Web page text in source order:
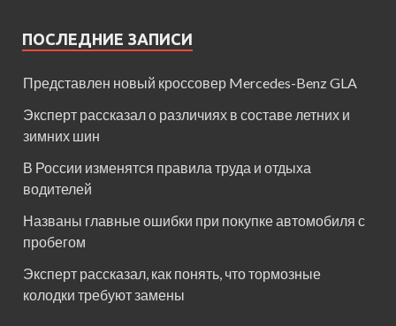
ПОСЛЕДНИЕ ЗАПИСИ
Представлен новый кроссовер Mercedes-Benz GLA
Эксперт рассказал о различиях в составе летних и
зимних шин
В России изменятся правила труда и отдыха
водителей
Названы главные ошибки при покупке автомобиля с
пробегом
Эксперт рассказал, как понять, что тормозные
колодки требуют замены